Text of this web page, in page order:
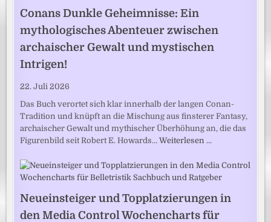
Conans Dunkle Geheimnisse: Ein
mythologisches Abenteuer zwischen
archaischer Gewalt und mystischen
Intrigen!
22. Juli 2026
Das Buch verortet sich klar innerhalb der langen Conan-
Tradition und knüpft an die Mischung aus finsterer Fantasy,
archaischer Gewalt und mythischer Überhöhung an, die das
Figurenbild seit Robert E. Howards…Weiterlesen …
Neueinsteiger und Topplatzierungen in
den Media Control Wochencharts für